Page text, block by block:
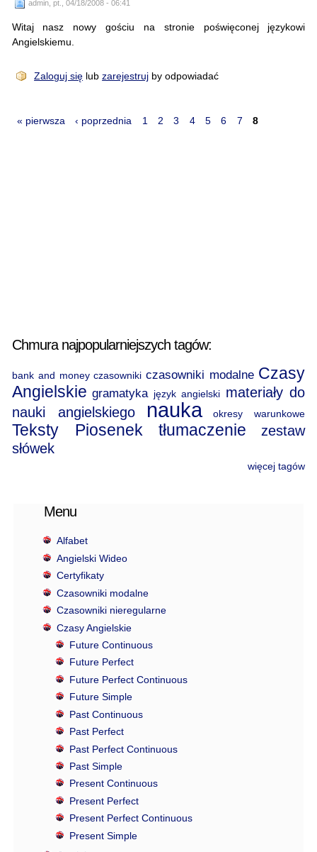
admin, pt., 04/18/2008 - 06:41
Witaj nasz nowy gościu na stronie poświęconej językowi
Angielskiemu.
Zaloguj się lubzarejestruj by odpowiadać
« pierwsza ‹ poprzednia 1 2 3 4 5 6 7 8
Chmura najpopularniejszych tagów:
bank and money czasowniki czasowniki modalne Czasy
Angielskie gramatyka język angielski materiały do
nauki angielskiego
nauka okresy warunkowe
Teksty Piosenek tłumaczenie
zestaw
słówek
więcej tagów
Menu
Alfabet
Angielski Wideo
Certyfikaty
Czasowniki modalne
Czasowniki nieregularne
Czasy Angielskie
Future Continuous
Future Perfect
Future Perfect Continuous
Future Simple
Past Continuous
Past Perfect
Past Perfect Continuous
Past Simple
Present Continuous
Present Perfect
Present Perfect Continuous
Present Simple